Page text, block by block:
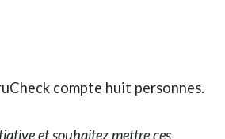
compte huit personnes.
et souhaitez mettre ces